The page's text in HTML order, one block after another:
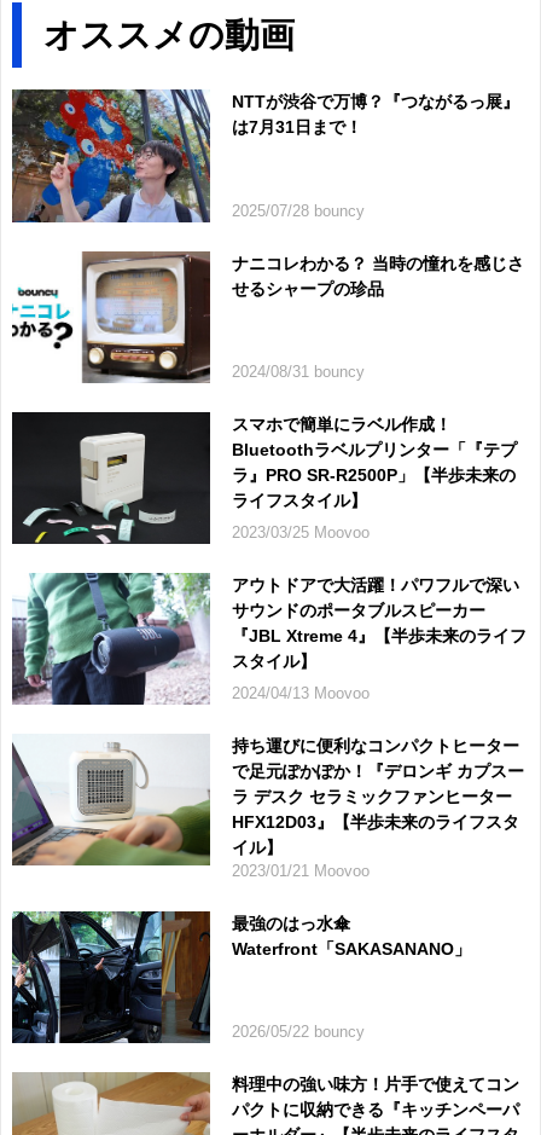
オススメの動画
NTTが渋谷で万博？『つながるっ展』
は7月31日まで！
2025/07/28 bouncy
ナニコレわかる？ 当時の憧れを感じさ
せるシャープの珍品
2024/08/31 bouncy
スマホで簡単にラベル作成！
Bluetoothラベルプリンター「『テプ
ラ』PRO SR-R2500P」【半歩未来の
ライフスタイル】
2023/03/25 Moovoo
アウトドアで大活躍！パワフルで深い
サウンドのポータブルスピーカー
『JBL Xtreme 4』【半歩未来のライフ
スタイル】
2024/04/13 Moovoo
持ち運びに便利なコンパクトヒーター
で足元ぽかぽか！『デロンギ カプスー
ラ デスク セラミックファンヒーター
HFX12D03』【半歩未来のライフスタ
イル】
2023/01/21 Moovoo
最強のはっ水傘
Waterfront「SAKASANANO」
2026/05/22 bouncy
料理中の強い味方！片手で使えてコン
パクトに収納できる『キッチンペーパ